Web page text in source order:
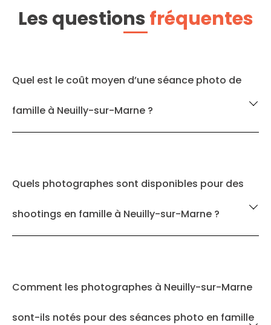
Les questionsfréquentes
Quel est le coût moyen d’une séance photo de
famille à Neuilly-sur-Marne ?
Quels photographes sont disponibles pour des
shootings en famille à Neuilly-sur-Marne ?
Comment les photographes à Neuilly-sur-Marne
sont-ils notés pour des séances photo en famille